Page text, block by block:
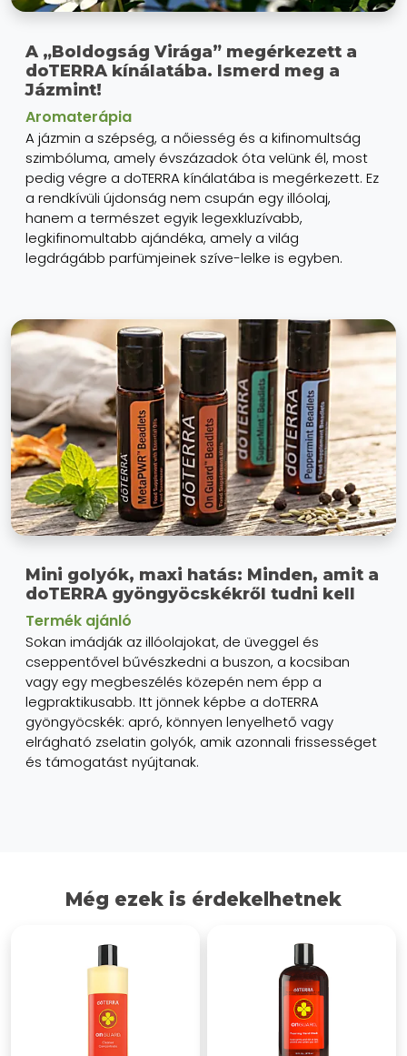
A „Boldogság Virága” megérkezett a
doTERRA kínálatába. Ismerd meg a
Jázmint!
Aromaterápia
A jázmin a szépség, a nőiesség és a kifinomultság
szimbóluma, amely évszázadok óta velünk él, most
pedig végre a doTERRA kínálatába is megérkezett. Ez
a rendkívüli újdonság nem csupán egy illóolaj,
hanem a természet egyik legexkluzívabb,
legkifinomultabb ajándéka, amely a világ
legdrágább parfümjeinek szíve-lelke is egyben.
Mini golyók, maxi hatás: Minden, amit a
doTERRA gyöngyöcskékről tudni kell
Termék ajánló
Sokan imádják az illóolajokat, de üveggel és
cseppentővel bűvészkedni a buszon, a kocsiban
vagy egy megbeszélés közepén nem épp a
legpraktikusabb. Itt jönnek képbe a doTERRA
gyöngyöcskék: apró, könnyen lenyelhető vagy
elrágható zselatin golyók, amik azonnali frissességet
és támogatást nyújtanak.
Még ezek is érdekelhetnek